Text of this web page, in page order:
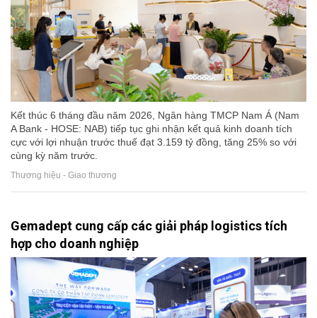
Kết thúc 6 tháng đầu năm 2026, Ngân hàng TMCP Nam Á (Nam
A Bank - HOSE: NAB) tiếp tục ghi nhận kết quả kinh doanh tích
cực với lợi nhuận trước thuế đạt 3.159 tỷ đồng, tăng 25% so với
cùng kỳ năm trước.
Thương hiệu - Giao thương
Gemadept cung cấp các giải pháp logistics tích
hợp cho doanh nghiệp